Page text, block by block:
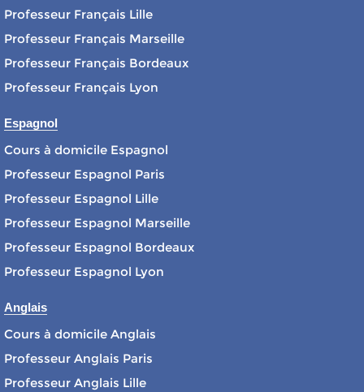
Professeur Français Lille
Professeur Français Marseille
Professeur Français Bordeaux
Professeur Français Lyon
Espagnol
Cours à domicile Espagnol
Professeur Espagnol Paris
Professeur Espagnol Lille
Professeur Espagnol Marseille
Professeur Espagnol Bordeaux
Professeur Espagnol Lyon
Anglais
Cours à domicile Anglais
Professeur Anglais Paris
Professeur Anglais Lille